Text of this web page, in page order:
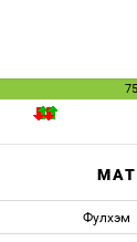
Фулхэм